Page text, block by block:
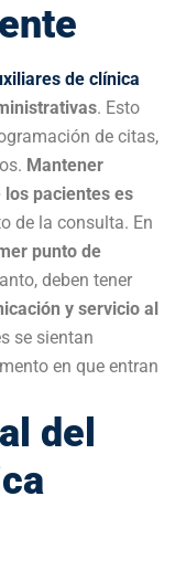
de clínica
. Esto
de citas,
Mantener
pacientes es
de la consulta. En
punto de
deben tener
y servicio al
se sientan
en que entran
del